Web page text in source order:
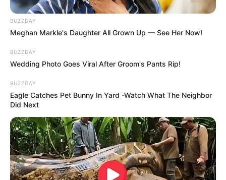
BUZZDAY
Meghan Markle's Daughter All Grown Up — See Her Now!
BUZZDAY
Wedding Photo Goes Viral After Groom's Pants Rip!
BUZZDAY
Eagle Catches Pet Bunny In Yard -Watch What The Neighbor
Did Next